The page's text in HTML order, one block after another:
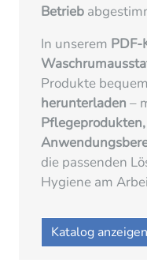
Betrieb
In unserem
Produkte bequem
herunterladen –
die passenden
Hygiene am
Katalog anzeigen